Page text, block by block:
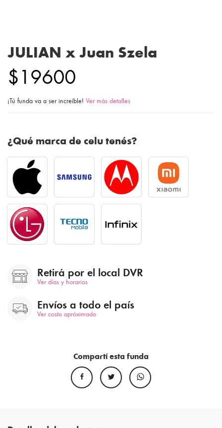
JULIAN x Juan Szela
$19600
¡Tú funda va a ser increíble! Ver más detalles
¿Qué marca de celu tenés?
Retirá por el local DVR
Ver días y horarios
Envíos a todo el país
Ver costo apróximado
Compartí esta funda